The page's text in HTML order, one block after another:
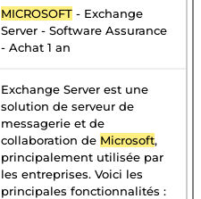
MICROSOFT - Exchange
Server - Software Assurance
- Achat 1 an
Exchange Server est une
solution de serveur de
messagerie et de
collaboration de Microsoft,
principalement utilisée par
les entreprises. Voici les
principales fonctionnalités :